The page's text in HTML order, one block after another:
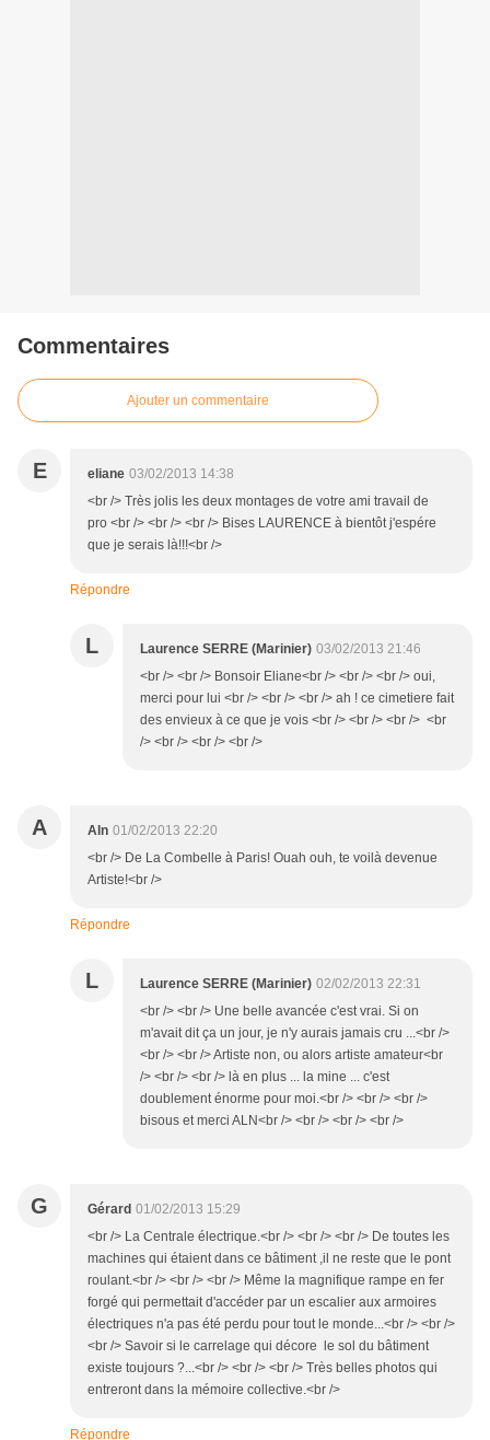
Commentaires
Ajouter un commentaire
E eliane 03/02/2013 14:38
<br /> Très jolis les deux montages de votre ami travail de
pro <br /> <br /> <br /> Bises LAURENCE à bientôt j'espére
que je serais là!!!<br />
Répondre
L Laurence SERRE (Marinier) 03/02/2013 21:46
<br /> <br /> Bonsoir Eliane<br /> <br /> <br /> oui,
merci pour lui <br /> <br /> <br /> ah ! ce cimetiere fait
des envieux à ce que je vois <br /> <br /> <br /> <br
/> <br /> <br /> <br />
A Aln 01/02/2013 22:20
<br /> De La Combelle à Paris! Ouah ouh, te voilà devenue
Artiste!<br />
Répondre
L Laurence SERRE (Marinier) 02/02/2013 22:31
<br /> <br /> Une belle avancée c'est vrai. Si on
m'avait dit ça un jour, je n'y aurais jamais cru ...<br />
<br /> <br /> Artiste non, ou alors artiste amateur<br
/> <br /> <br /> là en plus ... la mine ... c'est
doublement énorme pour moi.<br /> <br /> <br />
bisous et merci ALN<br /> <br /> <br /> <br />
G Gérard 01/02/2013 15:29
<br /> La Centrale électrique.<br /> <br /> <br /> De toutes les
machines qui étaient dans ce bâtiment ,il ne reste que le pont
roulant.<br /> <br /> <br /> Même la magnifique rampe en fer
forgé qui permettait d'accéder par un escalier aux armoires
électriques n'a pas été perdu pour tout le monde...<br /> <br />
<br /> Savoir si le carrelage qui décore le sol du bâtiment
existe toujours ?...<br /> <br /> <br /> Très belles photos qui
entreront dans la mémoire collective.<br />
Répondre